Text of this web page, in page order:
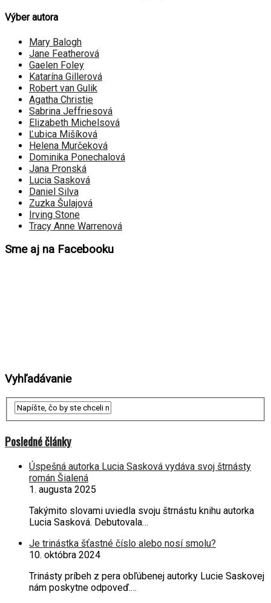
Výber autora
Mary Balogh
Jane Featherová
Gaelen Foley
Katarína Gillerová​
Robert van Gulik
Agatha Christie
Sabrina Jeffriesová
Elizabeth Michelsová
Ľubica Mišíková
Helena Murčeková
Dominika Ponechalová
Jana Pronská
Lucia Sasková
Daniel Silva
Zuzka Šulajová
Irving Stone
Tracy Anne Warrenová
Sme aj na Facebooku
Vyhľadávanie
Posledné články
Úspešná autorka Lucia Sasková vydáva svoj štrnásty
román Šialená
1. augusta 2025
Takýmito slovami uviedla svoju štrnástu knihu autorka
Lucia Sasková. Debutovala…
Je trinástka šťastné číslo alebo nosí smolu?
10. októbra 2024
Trinásty príbeh z pera obľúbenej autorky Lucie Saskovej
nám poskytne odpoveď.…